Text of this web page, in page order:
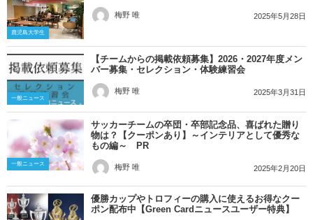
鹿児島大学生
梅野 唯 2025年5月28日
一般ニュース
【チームからの掲載依頼募集】2026・2027年度メン
バー募集・セレクション・体験練習会
梅野 唯 2025年3月31日
一般ニュース
サッカーチームの卒団・卒部記念品、喜ばれた贈り
物は？【クーポンあり】～インテリアとして優秀な
もの編～ PR
梅野 唯 2025年2月20日
優勝カップやトロフィーの購入に使えるお得なクー
ポン配布中【Green Cardニュースユーザー特典】